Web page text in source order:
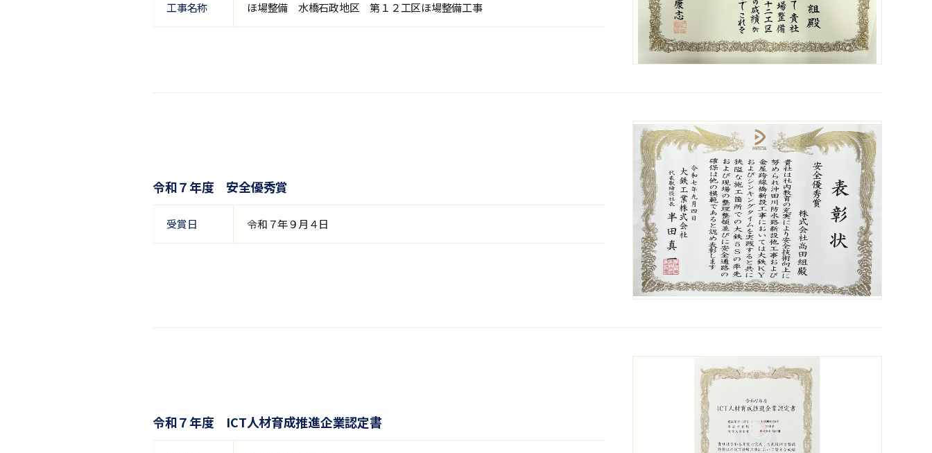
工事名称
ほ場整備 水橋石政地区 第１２工区ほ場整備工事
令和７年度 安全優秀賞
受賞日 令和７年９月４日
令和７年度 ICT人材育成推進企業認定書